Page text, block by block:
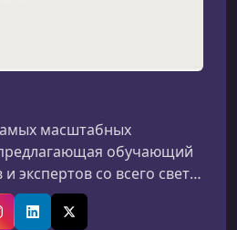
масштабных
обучающий
экспертов со всего света.
миллионы учеников и
создающих
LinkedInX (Twitter)